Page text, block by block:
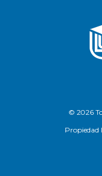
© 2026
Propiedad